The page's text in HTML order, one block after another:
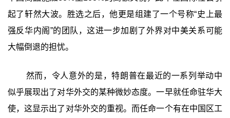
起了轩然大波。胜选之后，他更是组建了一个号称“史上最
强反华内阁”的团队，这进一步加剧了外界对中美关系可能
大幅倒退的担忧。
然而，令人意外的是，特朗普在最近的一系列举动中
似乎展现出了对华外交的某种微妙态度。一早就任命驻华大
使，这显示出了对华外交的重视。而任命一个有在中国区工